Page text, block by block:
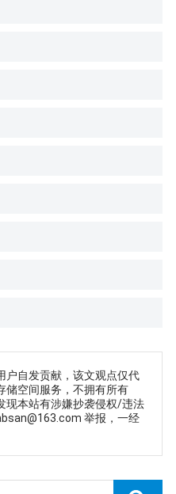
户自发贡献，该文观点仅代
储空间服务，不拥有所有
现本站有涉嫌抄袭侵权/违法
举报，一经